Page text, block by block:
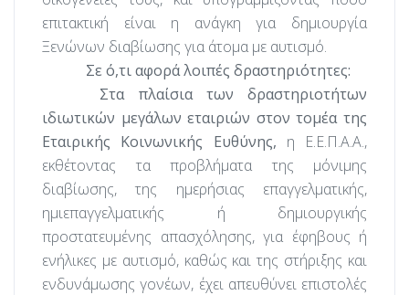
επιτακτική είναι η ανάγκη για δημιουργία
Ξενώνων διαβίωσης για άτομα με αυτισμό.
Σε ό,τι αφορά λοιπές δραστηριότητες:
Στα πλαίσια των δραστηριοτήτων
ιδιωτικών μεγάλων εταιριών στον τομέα της
Εταιρικής Κοινωνικής Ευθύνης, η Ε.Ε.Π.Α.Α.,
εκθέτοντας τα
προβλήματα της μόνιμης
διαβίωσης, της ημερήσιας επαγγελματικής,
ημιεπαγγελματικής ή δημιουργικής
προστατευμένης απασχόλησης, για έφηβους ή
ενήλικες με αυτισμό, καθώς και της στήριξης και
ενδυνάμωσης γονέων, έχει απευθύνει επιστολές